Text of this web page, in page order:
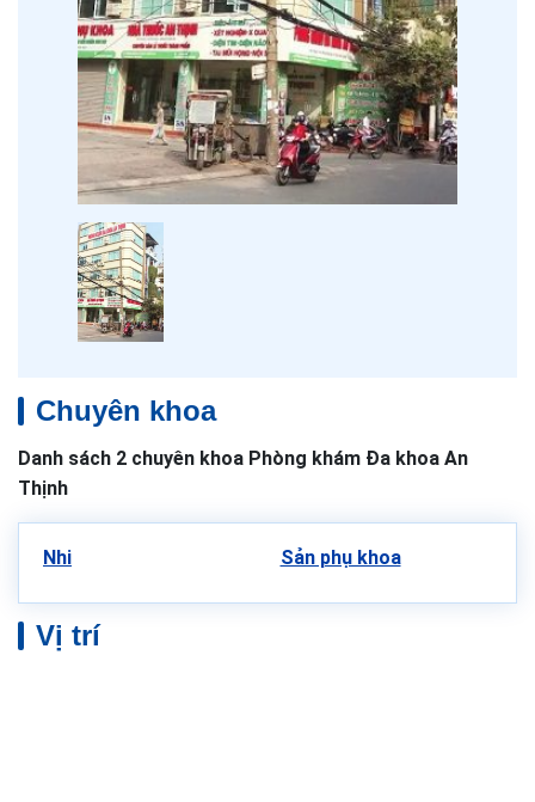
Chuyên khoa
Danh sách 2 chuyên khoa Phòng khám Đa khoa An
Thịnh
Nhi Sản phụ khoa
Vị trí